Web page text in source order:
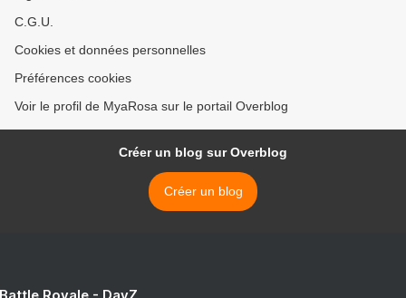
C.G.U.
Cookies et données personnelles
Préférences cookies
Voir le profil de MyaRosa sur le portail Overblog
Créer un blog sur Overblog
Créer un blog